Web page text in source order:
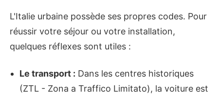
L'Italie urbaine possède ses propres codes. Pour
réussir votre séjour ou votre installation,
quelques réflexes sont utiles :
Le transport : Dans les centres historiques
(ZTL - Zona a Traffico Limitato), la voiture est